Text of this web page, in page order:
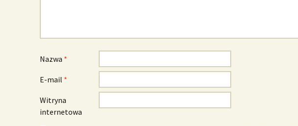
Nazwa *
E-mail *
Witryna
internetowa